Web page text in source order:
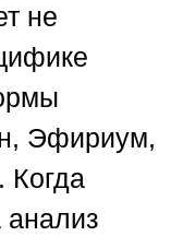
не
Эфириум,
Когда
анализ